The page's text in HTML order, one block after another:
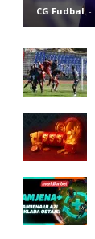
CG Fudbal -